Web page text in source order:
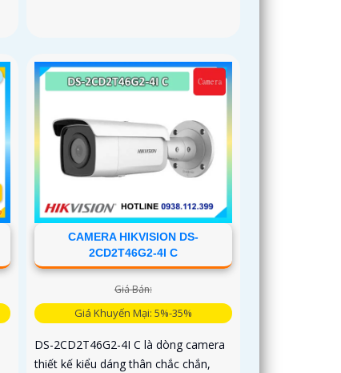
CAMERA HIKVISION DS-
2CD2T46G2-4I C
Giá Bán:
Giá Khuyến Mại: 5%-35%
DS-2CD2T46G2-4I C là dòng camera
thiết kế kiểu dáng thân chắc chắn,